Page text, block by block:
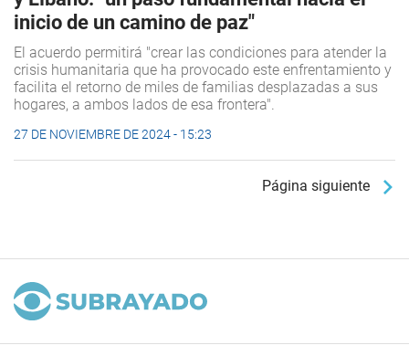
inicio de un camino de paz"
El acuerdo permitirá "crear las condiciones para atender la
crisis humanitaria que ha provocado este enfrentamiento y
facilita el retorno de miles de familias desplazadas a sus
hogares, a ambos lados de esa frontera".
27 DE NOVIEMBRE DE 2024 - 15:23
Página siguiente